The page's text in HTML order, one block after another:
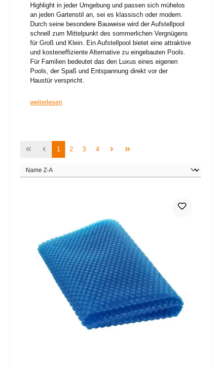
Highlight in jeder Umgebung und passen sich mühelos
an jeden Gartenstil an, sei es klassisch oder modern.
Durch seine besondere Bauweise wird der Aufstellpool
schnell zum Mittelpunkt des sommerlichen Vergnügens
für Groß und Klein. Ein Aufstellpool bietet eine attraktive
und kosteneffiziente Alternative zu eingebauten Pools.
Für Familien bedeutet das den Luxus eines eigenen
Pools, der Spaß und Entspannung direkt vor der
Haustür verspricht.
weiterlesen
Seite
1 Seite
2 Seite
3 Seite
4